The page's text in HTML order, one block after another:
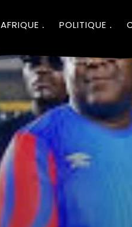
AFRIQUE POLITIQUE